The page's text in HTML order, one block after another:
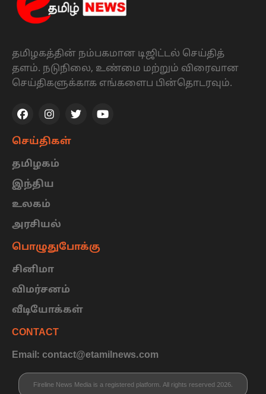
தமிழகத்தின் நம்பகமான டிஜிட்டல் செய்தித்
தளம். நடுநிலை, உண்மை மற்றும் விரைவான
செய்திகளுக்காக எங்களைப பின்தொடரவும்.
செய்திகள்
தமிழகம்
இந்திய
உலகம்
அரசியல்
பொழுதுபோக்கு
சினிமா
விமர்சனம்
வீடியோக்கள்
CONTACT
Email: contact@etamilnews.com
Fireline News Media is a registered platform. All rights reserved 2026.